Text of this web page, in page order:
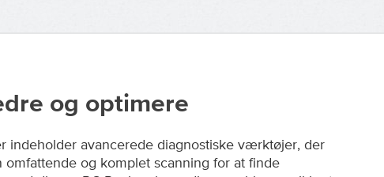
og optimere
indeholder avancerede diagnostiske værktøjer, der
omfattende og komplet scanning for at finde